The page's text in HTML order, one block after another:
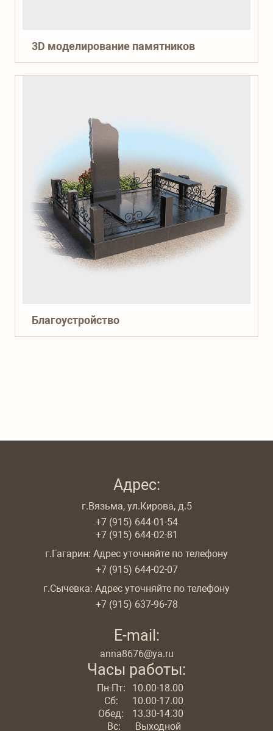
3D моделирование памятников
Благоустройство
Адрес:
г.Вязьма, ул.Кирова, д.5
+7 (915) 644-01-54
+7 (915) 644-02-81
г.Гагарин: Адрес уточняйте по телефону
+7 (915) 644-02-07
г.Сычевка: Адрес уточняйте по телефону
+7 (915) 637-96-78
E-mail:
anna8676@ya.ru
Часы работы:
Пн-Пт:
10.00-18.00
Сб:
10.00-17.00
Обед:
13.30-14.30
Вс:
Выходной